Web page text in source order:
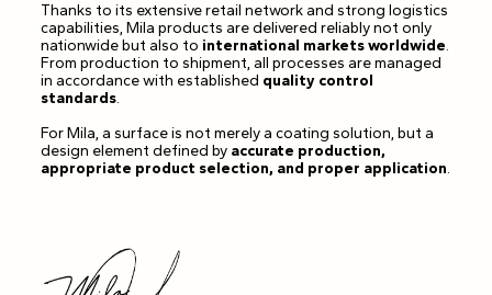
Thanks to its extensive retail network and strong logistics
capabilities, Mila products are delivered reliably not only
nationwide but also to international markets worldwide.
From production to shipment, all processes are managed
in accordance with established quality control
standards.
For Mila, a surface is not merely a coating solution, but a
design element defined by accurate production,
appropriate product selection, and proper application.